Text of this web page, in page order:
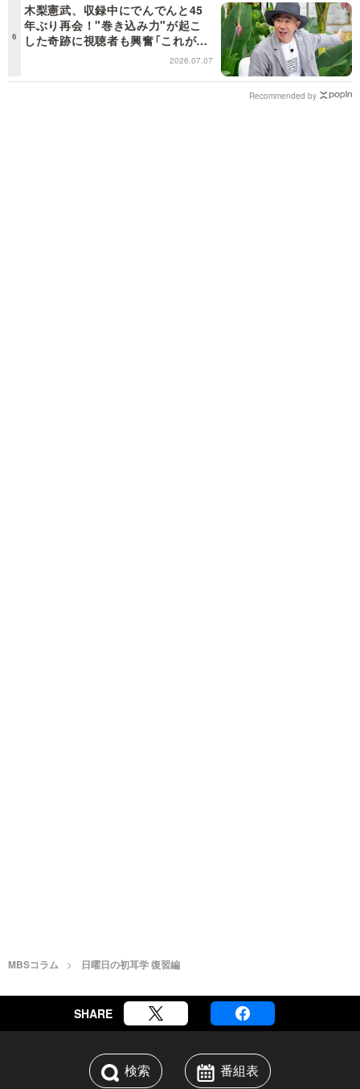
木梨憲武、収録中にでんでんと45
年ぶり再会！"巻き込み力"が起こ
した奇跡に視聴者も興奮「これがテ
レビの面白さだよね！」＜日曜日の
2026.07.07
Recommended by
MBSコラム 日曜日の初耳学 復習編
SHARE
検索 番組表